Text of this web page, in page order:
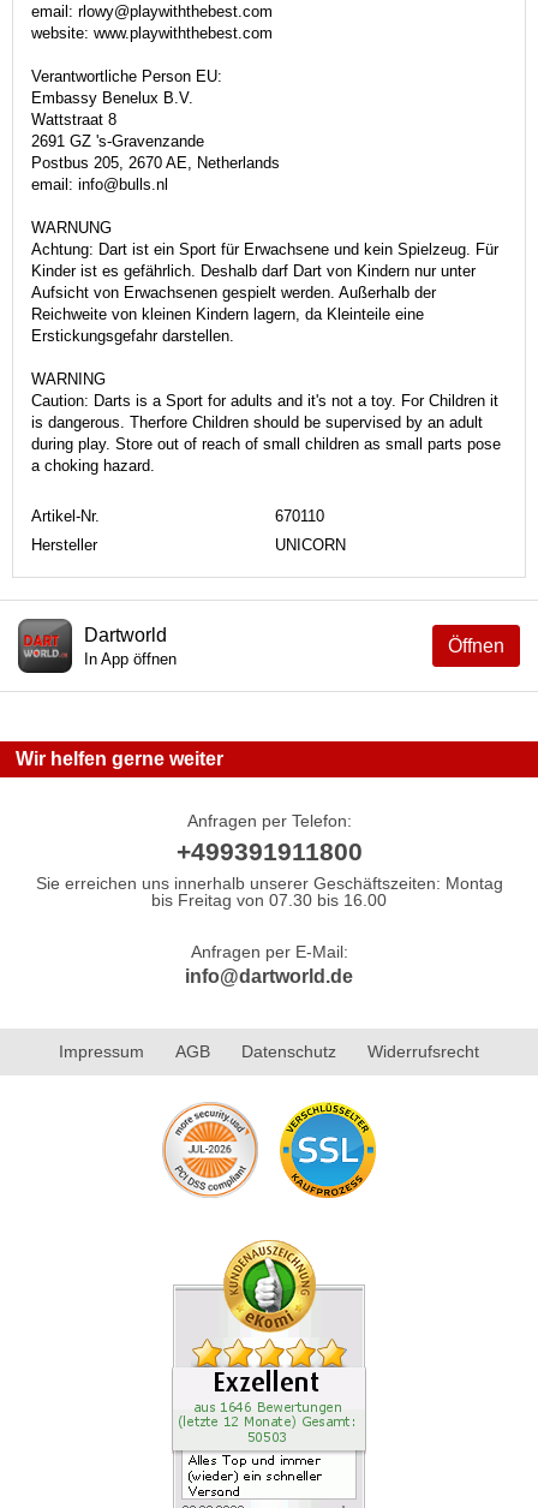
email: rlowy@playwiththebest.com
website: www.playwiththebest.com
Verantwortliche Person EU:
Embassy Benelux B.V.
Wattstraat 8
2691 GZ 's-Gravenzande
Postbus 205, 2670 AE, Netherlands
email: info@bulls.nl
WARNUNG
Achtung: Dart ist ein Sport für Erwachsene und kein Spielzeug. Für
Kinder ist es gefährlich. Deshalb darf Dart von Kindern nur unter
Aufsicht von Erwachsenen gespielt werden. Außerhalb der
Reichweite von kleinen Kindern lagern, da Kleinteile eine
Erstickungsgefahr darstellen.
WARNING
Caution: Darts is a Sport for adults and it's not a toy. For Children it
is dangerous. Therfore Children should be supervised by an adult
during play. Store out of reach of small children as small parts pose
a choking hazard.
Artikel-Nr.
670110
Hersteller
UNICORN
Öffnen
Dartworld
In App öffnen
Wir helfen gerne weiter
Anfragen per Telefon:
+499391911800
Sie erreichen uns innerhalb unserer Geschäftszeiten: Montag
bis Freitag von 07.30 bis 16.00
Anfragen per E-Mail:
info@dartworld.de
Impressum AGB Datenschutz Widerrufsrecht